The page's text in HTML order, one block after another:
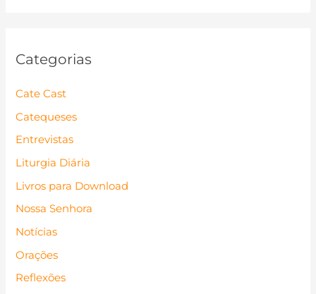
Categorias
Cate Cast
Catequeses
Entrevistas
Liturgia Diária
Livros para Download
Nossa Senhora
Notícias
Orações
Reflexões